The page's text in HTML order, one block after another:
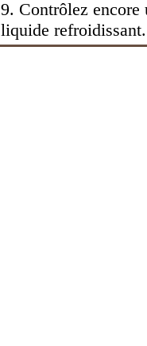
9. Contrôlez
liquide refroidissant.